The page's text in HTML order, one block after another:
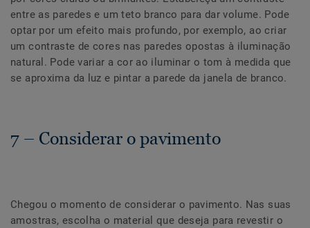
entre as paredes e um teto branco para dar volume. Pode
optar por um efeito mais profundo, por exemplo, ao criar
um contraste de cores nas paredes opostas à iluminação
natural. Pode variar a cor ao iluminar o tom à medida que
se aproxima da luz e pintar a parede da janela de branco.
7 – Considerar o pavimento
Chegou o momento de considerar o pavimento. Nas suas
amostras, escolha o material que deseja para revestir o